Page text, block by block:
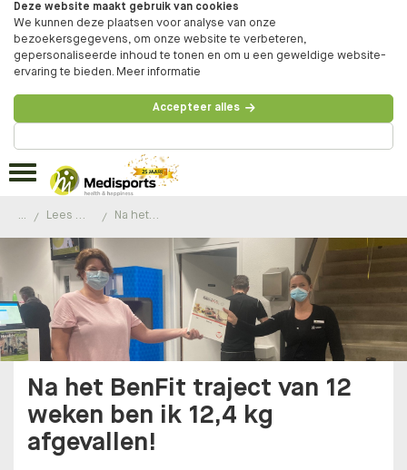
Deze website maakt gebruik van cookies
We kunnen deze plaatsen voor analyse van onze
bezoekersgegevens, om onze website te verbeteren,
gepersonaliseerde inhoud te tonen en om u een geweldige website-
ervaring te bieden. Meer informatie
Accepteer alles
... Lees de ervaringen van onze klanten Na het BenFit traject van 12 weken ben ik 12,4 kg afgevallen!
Na het BenFit traject van 12
weken ben ik 12,4 kg
afgevallen!